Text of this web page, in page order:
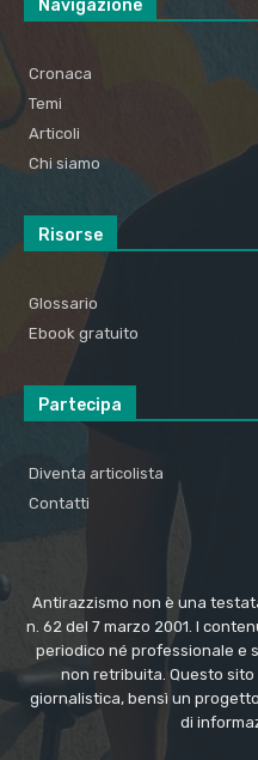
Navigazione
Cronaca
Temi
Articoli
Chi siamo
Risorse
Glossario
Ebook gratuito
Partecipa
Diventa articolista
Contatti
Antirazzismo non è una
n. 62 del 7 marzo 2001. I
periodico né professionale e
non retribuita. Questo
giornalistica, bensì un
di